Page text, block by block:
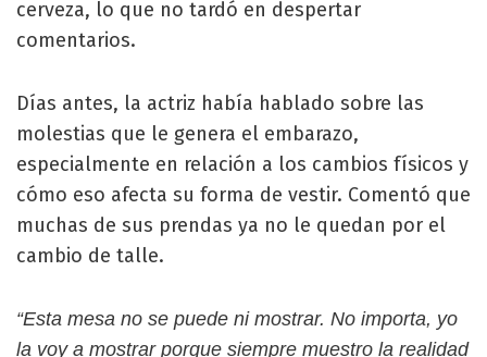
cerveza, lo que no tardó en despertar
comentarios.
Días antes, la actriz había hablado sobre las
molestias que le genera el embarazo,
especialmente en relación a los cambios físicos y
cómo eso afecta su forma de vestir. Comentó que
muchas de sus prendas ya no le quedan por el
cambio de talle.
“Esta mesa no se puede ni mostrar. No importa, yo
la voy a mostrar porque siempre muestro la realidad